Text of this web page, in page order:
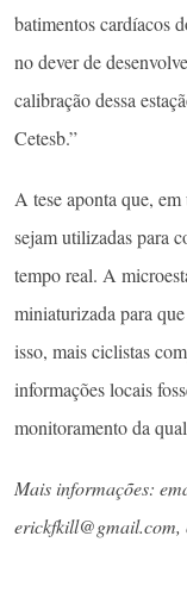
batimentos cardíacos
no dever de
calibração dessa
Cetesb.”
A tese aponta que,
sejam utilizadas para
tempo real. A
miniaturizada para
isso, mais ciclistas
informações locais
monitoramento da
Mais informações: